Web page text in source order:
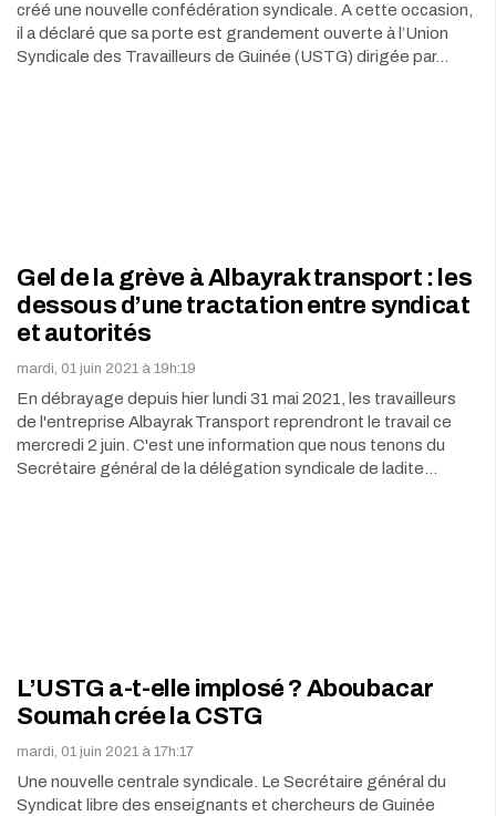
créé une nouvelle confédération syndicale. A cette occasion,
il a déclaré que sa porte est grandement ouverte à l’Union
Syndicale des Travailleurs de Guinée (USTG) dirigée par…
Gel de la grève à Albayrak transport : les
dessous d’une tractation entre syndicat
et autorités
mardi, 01 juin 2021 à 19h:19
En débrayage depuis hier lundi 31 mai 2021, les travailleurs
de l'entreprise Albayrak Transport reprendront le travail ce
mercredi 2 juin. C'est une information que nous tenons du
Secrétaire général de la délégation syndicale de ladite…
L’USTG a-t-elle implosé ? Aboubacar
Soumah crée la CSTG
mardi, 01 juin 2021 à 17h:17
Une nouvelle centrale syndicale. Le Secrétaire général du
Syndicat libre des enseignants et chercheurs de Guinée